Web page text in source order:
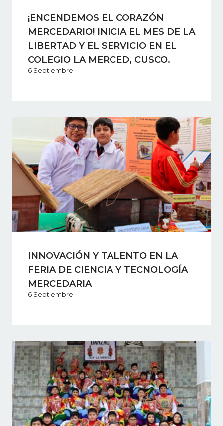
¡ENCENDEMOS EL CORAZÓN
MERCEDARIO! INICIA EL MES DE LA
LIBERTAD Y EL SERVICIO EN EL
COLEGIO LA MERCED, CUSCO.
6 Septiembre
INNOVACIÓN Y TALENTO EN LA
FERIA DE CIENCIA Y TECNOLOGÍA
MERCEDARIA
6 Septiembre